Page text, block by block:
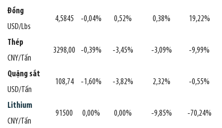
Đồng
USD/Lbs
4,5845 -0,04% 0,52% 0,38% 19,22%
Thép
CNY/Tấn
3298,00 -0,39% -3,45% -3,09% -9,99%
Quặng sắt
USD/Tấn
108,74 -1,60% -3,82% 2,32% -0,55%
Lithium
CNY/Tấn
91500 0,00% 0,00% -9,85% -70,24%